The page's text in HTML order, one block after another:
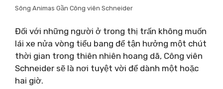
Sông Animas Gần Công viên Schneider
Đối với những người ở trong thị trấn không muốn
lái xe nửa vòng tiểu bang để tận hưởng một chút
thời gian trong thiên nhiên hoang dã, Công viên
Schneider sẽ là nơi tuyệt vời để dành một hoặc
hai giờ.